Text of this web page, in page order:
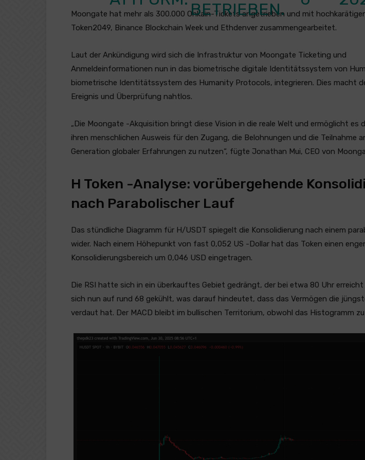
BETRIEBEN.
Moongate hat mehr als 300.000 Onkain-Tickets angetrieben und mit
Token2049, Binance Blockchain Week und Ethdenver zusammengearbeitet.
Laut der Ankündigung wird sich die Infrastruktur von Moongate Ticketing und
Anmeldeinformationen nun in das biometrische digitale Identitätssystem von
biometrische Identitätssystem des Humanity Protocols, integrieren. Dies macht
Ereignis und Überprüfung nahtlos.
„Die Moongate -Akquisition bringt diese Vision in die reale Welt und ermöglicht es
ihren menschlichen Ausweis für den Zugang, die Belohnungen und die Teilnahme
Generation globaler Erfahrungen zu nutzen“, fügte Jonathan Mui, CEO von
H Token -Analyse: vorübergehende
nach Parabolischer Lauf
Das stündliche Diagramm für H/USDT spiegelt die Konsolidierung nach einem
wider. Nach einem Höhepunkt von fast 0,052 US -Dollar hat das Token einen
Konsolidierungsbereich um 0,046 USD eingetragen.
Die RSI hatte sich in ein überkauftes Gebiet gedrängt, der bei etwa 80 Uhr
sich nun auf rund 68 gekühlt, was darauf hindeutet, dass das Vermögen die
verdaut hat. Der MACD bleibt im bullischen Territorium, obwohl das Histogramm